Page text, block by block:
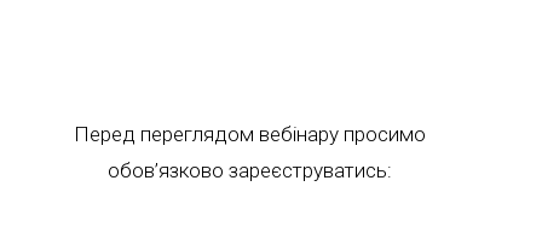
Перед переглядом вебінару просимо
обов’язково зареєструватись: